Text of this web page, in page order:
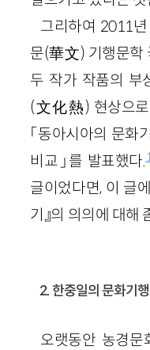
그리하여 2011
문(華文) 기행문학
두 작가 작품의 부
(文化熱) 현상으
「동아시아의 문화
비교」를 발표했다.
글이었다면, 이 글
기』의 의의에 대해
2. 한중일의 문화기행
오랫동안 농경문